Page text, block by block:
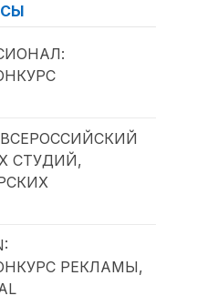
ВСЕРОССИЙСКИЙ
СТУДИЙ,
РЕКЛАМЫ,